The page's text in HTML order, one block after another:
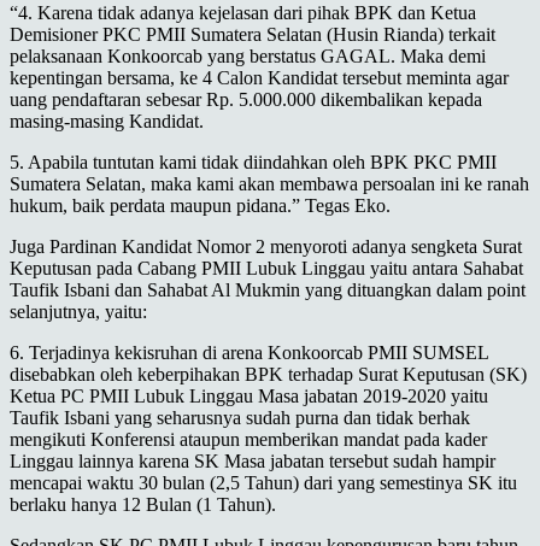
“4. Karena tidak adanya kejelasan dari pihak BPK dan Ketua
Demisioner PKC PMII Sumatera Selatan (Husin Rianda) terkait
pelaksanaan Konkoorcab yang berstatus GAGAL. Maka demi
kepentingan bersama, ke 4 Calon Kandidat tersebut meminta agar
uang pendaftaran sebesar Rp. 5.000.000 dikembalikan kepada
masing-masing Kandidat.
5. Apabila tuntutan kami tidak diindahkan oleh BPK PKC PMII
Sumatera Selatan, maka kami akan membawa persoalan ini ke ranah
hukum, baik perdata maupun pidana.” Tegas Eko.
Juga Pardinan Kandidat Nomor 2 menyoroti adanya sengketa Surat
Keputusan pada Cabang PMII Lubuk Linggau yaitu antara Sahabat
Taufik Isbani dan Sahabat Al Mukmin yang dituangkan dalam point
selanjutnya, yaitu:
6. Terjadinya kekisruhan di arena Konkoorcab PMII SUMSEL
disebabkan oleh keberpihakan BPK terhadap Surat Keputusan (SK)
Ketua PC PMII Lubuk Linggau Masa jabatan 2019-2020 yaitu
Taufik Isbani yang seharusnya sudah purna dan tidak berhak
mengikuti Konferensi ataupun memberikan mandat pada kader
Linggau lainnya karena SK Masa jabatan tersebut sudah hampir
mencapai waktu 30 bulan (2,5 Tahun) dari yang semestinya SK itu
berlaku hanya 12 Bulan (1 Tahun).